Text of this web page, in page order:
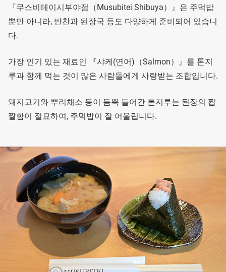
『무스비테이시부야점（Musubitei Shibuya）』은 주먹밥
뿐만 아니라, 반찬과 된장국 등도 다양하게 준비되어 있습니
다.
가장 인기 있는 재료인 『샤케(연어)（Salmon）』를 톤지
루과 함께 먹는 것이 많은 사람들에게 사랑받는 조합입니다.
돼지고기와 뿌리채소 등이 듬뿍 들어간 톤지루는 된장의 짭
짤함이 절묘하여, 주먹밥이 잘 어울립니다.